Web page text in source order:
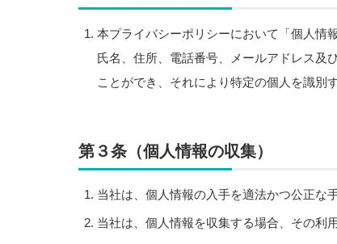
本プライバシーポリシーにおいて「個人情
氏名、住所、電話番号、メールアドレス及
ことができ、それにより特定の個人を識別
第３条（個人情報の収集）
当社は、個人情報の入手を適法かつ公正な
当社は、個人情報を収集する場合、その利